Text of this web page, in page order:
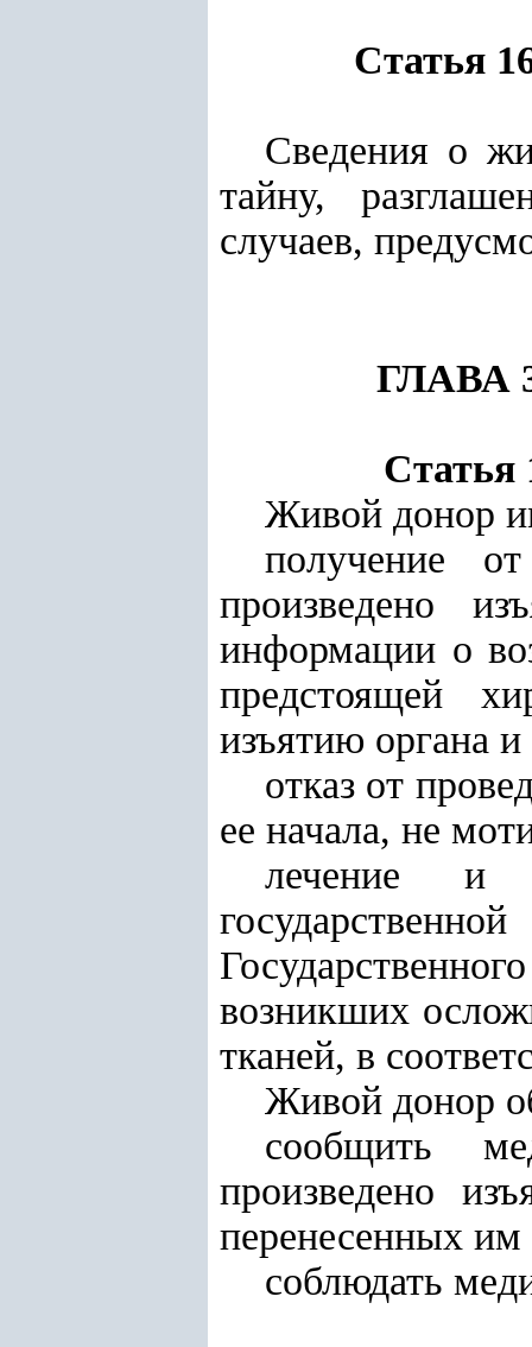
Статья
Сведения о
тайну,
случаев,
ГЛАВА
Статья
Живой донор
получение
произведено
информации о
предстоящей
изъятию органа
отказ от
ее начала, не
лечение и
возникших
тканей, в
Живой донор
сообщить
произведено
перенесенных
соблюдать